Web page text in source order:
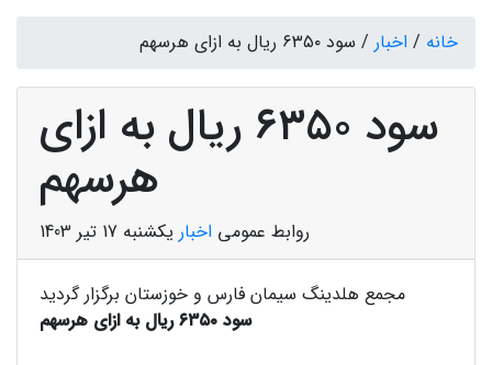
خانه / اخبار / سود ۶۳۵۰ ریال به ازای هرسهم
سود ۶۳۵۰ ریال به ازای
هرسهم
روابط عمومی اخبار یکشنبه 17 تیر 1403
مجمع هلدینگ سیمان فارس و خوزستان برگزار گردید
سود ۶۳۵۰ ریال به ازای هرسهم